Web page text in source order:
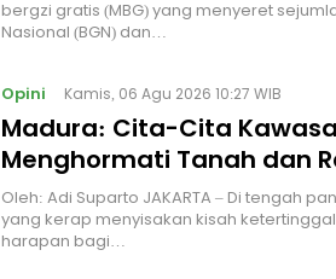
bergzi gratis (MBG) yang menyeret
Nasional (BGN) dan…
Opini Kamis, 06 Agu 2026 10:27 WIB
Madura: Cita-Cita
Menghormati Tanah dan
Oleh: Adi Suparto JAKARTA – Di tengah
yang kerap menyisakan kisah
harapan bagi…